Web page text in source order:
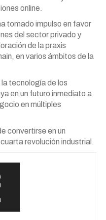
online.
tomado impulso en favor
del sector privado y
de la praxis
en varios ámbitos de la
tecnología de los
en un futuro inmediato a
en múltiples
convertirse en un
revolución industrial.